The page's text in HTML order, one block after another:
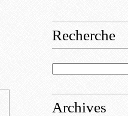
Recherche
Archives